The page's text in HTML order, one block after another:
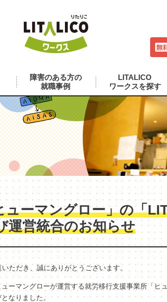
障害のある方の
就職事例
LITALICO
ワークスを探す
ューマングロー」の「
運営統合のお知らせ
ただき、誠にありがとうございます。
ーマングローが運営する就労移行支援事業所「ヒ
なりました。